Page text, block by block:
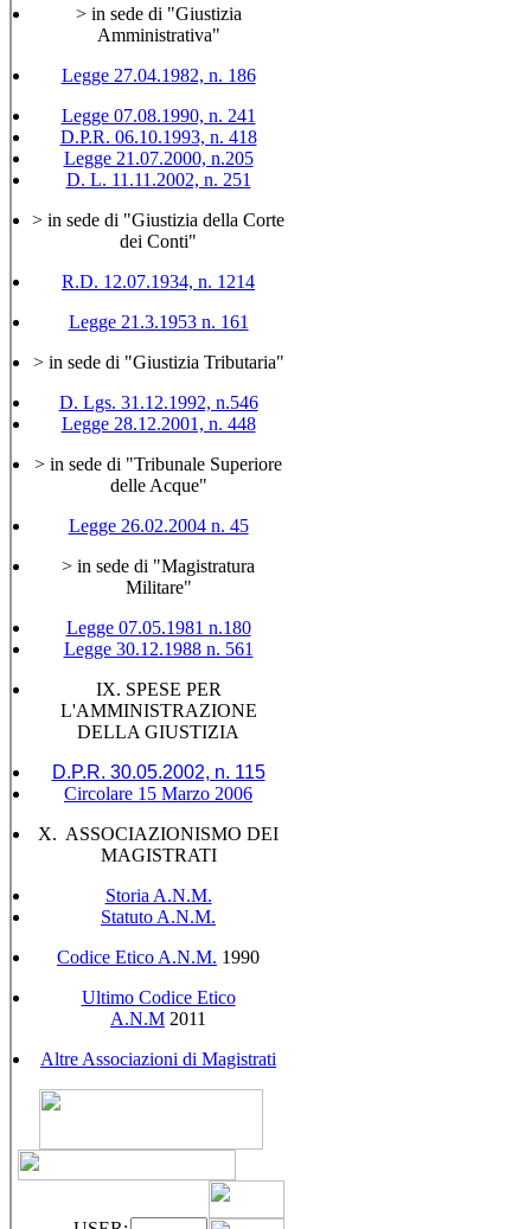
> in sede di "Giustizia
Amministrativa"
Legge 27.04.1982, n. 186
Legge 07.08.1990, n. 241
D.P.R. 06.10.1993, n. 418
Legge 21.07.2000, n.205
D. L. 11.11.2002, n. 251
> in sede di "Giustizia della Corte
dei Conti"
R.D. 12.07.1934, n. 1214
Legge 21.3.1953 n. 161
> in sede di "Giustizia Tributaria"
D. Lgs. 31.12.1992, n.546
Legge 28.12.2001, n. 448
> in sede di "Tribunale Superiore
delle Acque"
Legge 26.02.2004 n. 45
> in sede di "Magistratura
Militare"
Legge 07.05.1981 n.180
Legge 30.12.1988 n. 561
IX. SPESE PER
L'AMMINISTRAZIONE
DELLA GIUSTIZIA
D.P.R. 30.05.2002, n. 115
Circolare 15 Marzo 2006
X. ASSOCIAZIONISMO DEI
MAGISTRATI
Storia A.N.M.
Statuto A.N.M.
Codice Etico A.N.M. 1990
Ultimo Codice Etico
A.N.M 2011
Altre Associazioni di Magistrati